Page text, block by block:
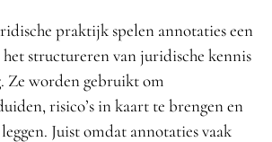
praktijk spelen annotaties een
structureren van juridische kennis
Ze worden gebruikt om
risico’s in kaart te brengen en
Juist omdat annotaties vaak